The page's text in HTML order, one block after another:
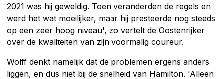
2021 was hij geweldig. Toen veranderden de regels en
werd het wat moeilijker, maar hij presteerde nog steeds
op een zeer hoog niveau', zo vertelt de Oostenrijker
over de kwaliteiten van zijn voormalig coureur.
Wolff denkt namelijk dat de problemen ergens anders
liggen, en dus niet bij de snelheid van Hamilton. 'Alleen